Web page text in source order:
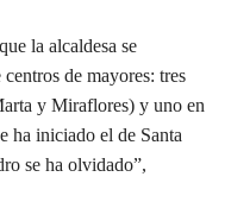
la alcaldesa se
de mayores: tres
y Miraflores) y uno en
ha iniciado el de Santa
se ha olvidado”,